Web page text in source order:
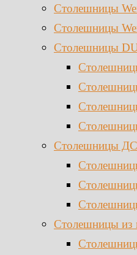
Столешницы
Столешницы
Столешницы
Столешницы
Столешницы из